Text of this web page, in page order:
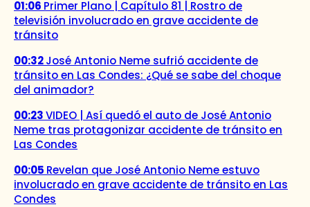
01:06 Primer Plano | Capítulo 81 | Rostro de
televisión involucrado en grave accidente de
tránsito
00:32José Antonio Neme sufrió accidente de
tránsito en Las Condes: ¿Qué se sabe del choque
del animador?
00:23VIDEO | Así quedó el auto de José Antonio
Neme tras protagonizar accidente de tránsito en
Las Condes
00:05 Revelan que José Antonio Neme estuvo
involucrado en grave accidente de tránsito en Las
Condes